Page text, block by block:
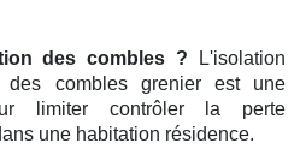
des combles ? L'isolation
des combles grenier est une
limiter contrôler la perte
une habitation résidence.